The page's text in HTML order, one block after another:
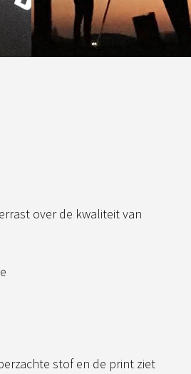
over de kwaliteit van
stof en de print ziet